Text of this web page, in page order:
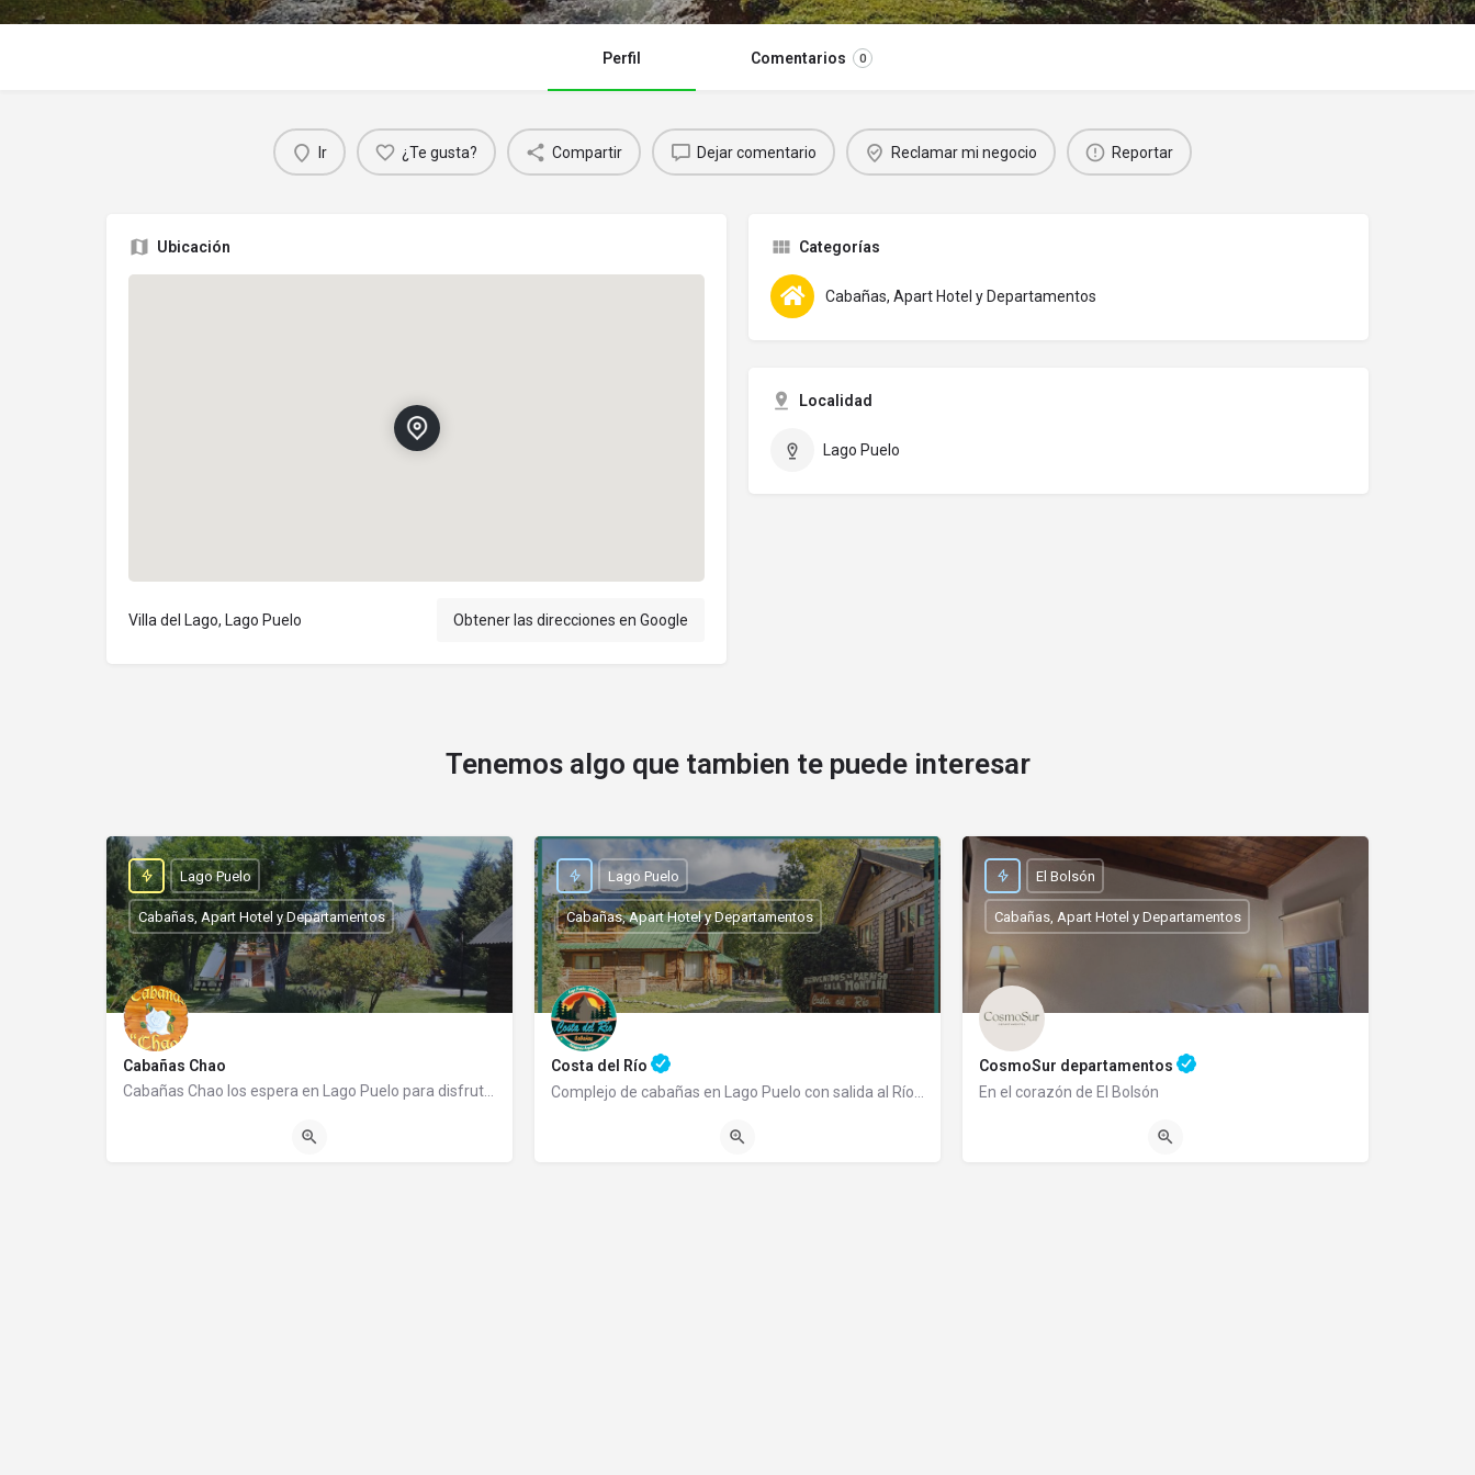
Perfil Comentarios 0
Ir ¿Te gusta? Compartir Dejar comentario Reclamar mi negocio Reportar
Ubicación
Villa del Lago, Lago Puelo Obtener las direcciones en Google
Categorías
Cabañas, Apart Hotel y Departamentos
Localidad
Lago Puelo
Tenemos algo que tambien te puede interesar
Cabañas Chao
Cabañas Chao los espera en Lago Puelo para disfrutar de una cálida estadía. Es un emprendimiento familiar…
Lago Puelo
Cabañas, Apart Hotel y Departamentos
Costa del Río
Complejo de cabañas en Lago Puelo con salida al Río Azul Somos un complejo de cabañas totalmente…
Lago Puelo
Cabañas, Apart Hotel y Departamentos
CosmoSur departamentos
En el corazón de El Bolsón
El Bolsón
Cabañas, Apart Hotel y Departamentos